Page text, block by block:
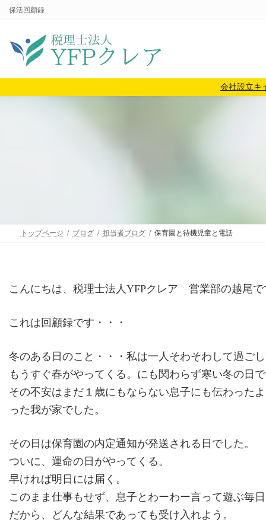
コ
へ
ナ
ョ
保活回顧録
会社設立キ
トップページ ブログ 担当者ブログ 保育園と待機児童と電話
こんにちは、税理士法人YFPクレア 営業部の越尾で
これは回顧録です・・・
冬のある日のこと・・・私は一人そわそわして過ご
もうすぐ春がやってくる。にも関わらず寒い冬の日
その不安はまだ１歳にもならない息子にも伝わった
った我が家でした。
その日は保育園の内定通知が発送される日でした。
ついに、運命の日がやってくる。
早ければ明日には届く。
このまま仕事もせず、息子とわーわー言って遊ぶ毎
だから、どんな結果であっても受け入れよう。